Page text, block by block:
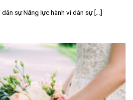
sự Năng lực hành vi dân sự [...]